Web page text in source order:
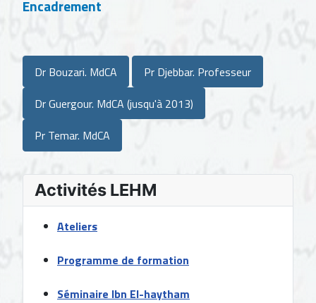
Encadrement
Dr Bouzari. MdCA
Pr Djebbar. Professeur
Dr Guergour. MdCA (jusqu'à 2013)
Pr Temar. MdCA
Activités LEHM
Ateliers
Programme de formation
Séminaire Ibn El-haytham